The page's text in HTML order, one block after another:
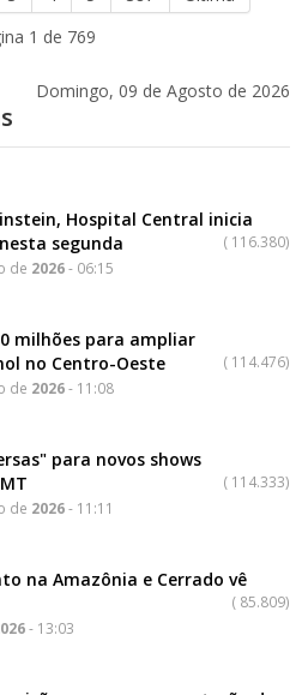
1 de 769
Domingo, 09 de Agosto de 2026
Hospital Central inicia
segunda
( 116.380)
de 2026- 06:15
milhões para ampliar
no Centro-Oeste
( 114.476)
de 2026- 11:08
para novos shows
( 114.333)
de 2026- 11:11
na Amazônia e Cerrado vê
( 85.809)
- 13:03